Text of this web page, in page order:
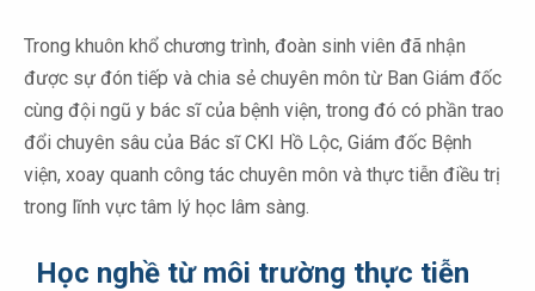
Trong khuôn khổ chương trình, đoàn sinh viên đã nhận
được sự đón tiếp và chia sẻ chuyên môn từ Ban Giám đốc
cùng đội ngũ y bác sĩ của bệnh viện, trong đó có phần trao
đổi chuyên sâu của Bác sĩ CKI Hồ Lộc, Giám đốc Bệnh
viện, xoay quanh công tác chuyên môn và thực tiễn điều trị
trong lĩnh vực tâm lý học lâm sàng.
Học nghề từ môi trường thực tiễn